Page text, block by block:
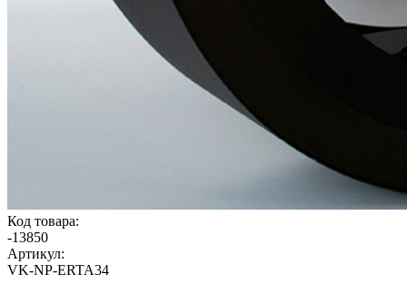
Код товара:
-13850
Артикул:
VK-NP-ERTA34